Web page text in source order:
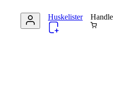
Huskelister